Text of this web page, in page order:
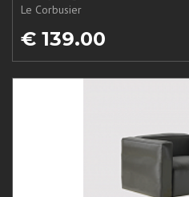
Le Corbusier
€ 139.00